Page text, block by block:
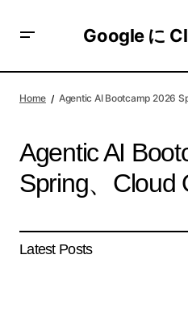
Google に
Home Agentic AI Bootcamp 2026
Agentic AI
Spring、Cloud
Latest Posts